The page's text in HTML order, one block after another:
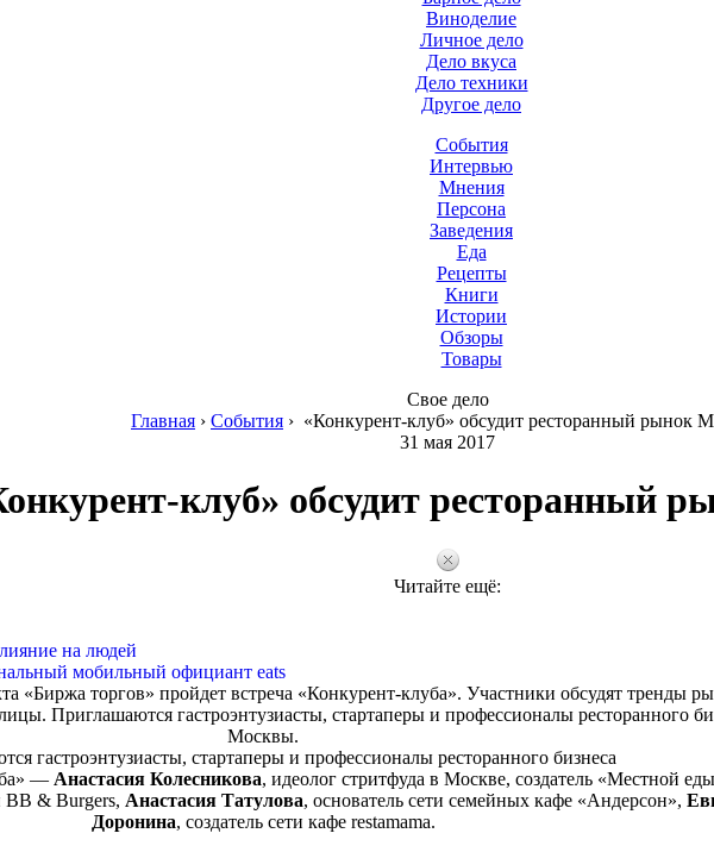
Виноделие
Личное дело
Дело вкуса
Дело техники
Другое дело
События
Интервью
Мнения
Персона
Заведения
Еда
Рецепты
Книги
Истории
Обзоры
Товары
Свое дело
Главная › События › «Конкурент-клуб» обсудит ресторанный рынок
31 мая 2017
клуб» обсудит ресторанный
Читайте ещё:
на людей
мобильный официант eats
«Биржа торгов» пройдет встреча «Конкурент-клуба». Участники обсудят тренды
Приглашаются гастроэнтузиасты, стартаперы и профессионалы ресторанного
Москвы.
гастроэнтузиасты, стартаперы и профессионалы ресторанного бизнеса
— Анастасия Колесникова, идеолог стритфуда в Москве, создатель «Местной
BB & Burgers, Анастасия Татулова, основатель сети семейных кафе «Андерсон»,
Доронина, создатель сети кафе restamama.